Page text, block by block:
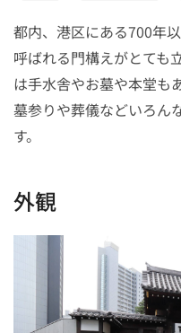
都内、港区にある700年
呼ばれる門構えがとても
は手水舎やお墓や本堂も
墓参りや葬儀などいろん
す。
外観